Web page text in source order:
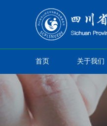
首页 关于我们